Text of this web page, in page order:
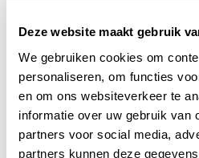
Deze website maakt gebruik
We gebruiken cookies om
personaliseren, om functies
en om ons websiteverkeer te
informatie over uw gebruik van
partners voor social media,
partners kunnen deze
BEKIJK
Oad - Busreis
Groepsreis
Groepsreis langs
Münster, Dom in